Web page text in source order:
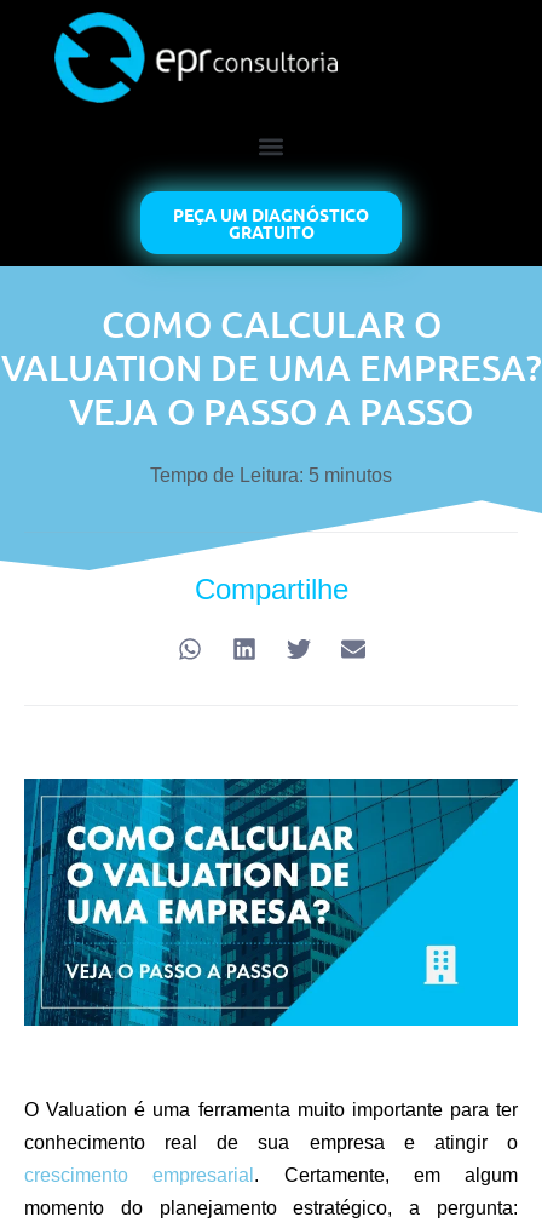
PEÇA UM DIAGNÓSTICO
GRATUITO
COMO CALCULAR O
VALUATION DE UMA EMPRESA?
VEJA O PASSO A PASSO
Tempo de Leitura: 5 minutos
Compartilhe
O Valuation é uma ferramenta muito importante para ter
conhecimento real de sua empresa e atingir o
crescimento empresarial . Certamente, em algum
momento do planejamento estratégico, a pergunta: